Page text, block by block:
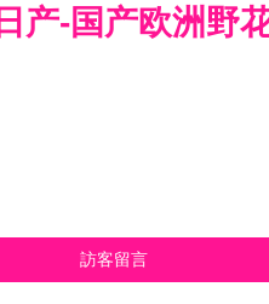
产-国产欧洲野
訪客留言